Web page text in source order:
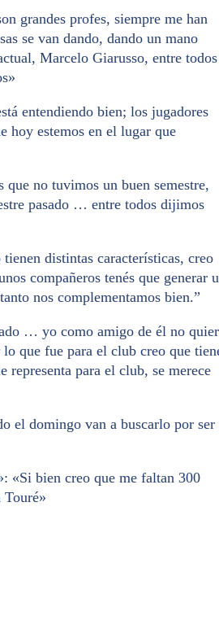
grandes profes, siempre me han
se van dando, dando un mano
Marcelo Giarusso, entre todos
entendiendo bien; los jugadores
hoy estemos en el lugar que
no tuvimos un buen semestre,
pasado … entre todos dijimos
distintas características, creo
compañeros tenés que generar
nos complementamos bien.”
… yo como amigo de él no
que fue para el club creo que
para el club, se merece
el domingo van a buscarlo por ser
«Si bien creo que me faltan 300